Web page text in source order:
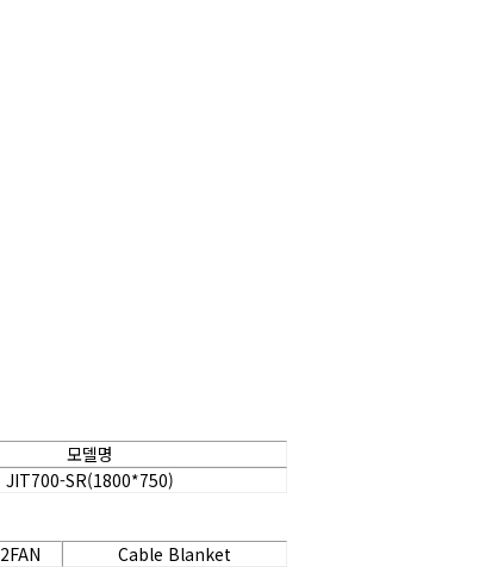
모델명
JIT700-SR(1800*750)
2FAN
Cable Blanket